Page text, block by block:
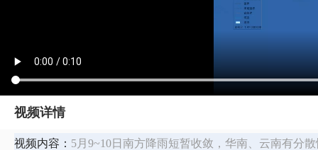
视频详情
视频内容： ​5月9~10日南方降雨短暂收敛，华南、云南有分